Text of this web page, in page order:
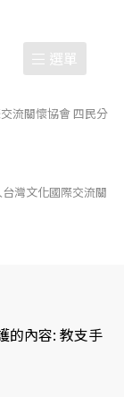
選單
流關懷協會 四民分
灣文化國際交流關
的內容: 教支手